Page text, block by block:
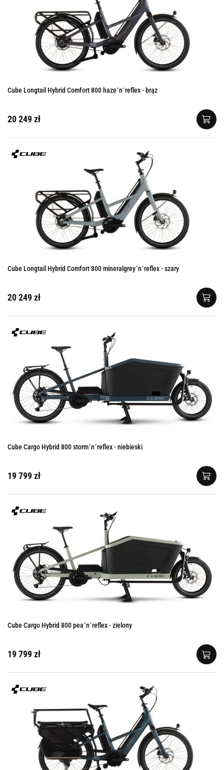
Cube Longtail Hybrid Comfort 800 haze´n´reflex - brąz
20 249 zł
Cube Longtail Hybrid Comfort 800 mineralgrey´n´reflex - szary
20 249 zł
Cube Cargo Hybrid 800 storm´n´reflex - niebieski
19 799 zł
Cube Cargo Hybrid 800 pea´n´reflex - zielony
19 799 zł